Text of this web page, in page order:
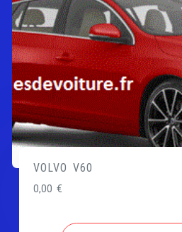
VOLVO V60
0,00€